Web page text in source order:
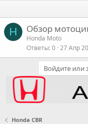
H Обзор
Honda Moto
Ответы 0 27 Апр
Войдите или
Honda CBR